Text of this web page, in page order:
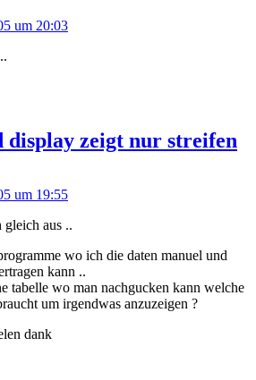
um 20:03
display zeigt nur streifen
um 19:55
aus ..
wo ich die daten manuel und
kann ..
tabelle wo man nachgucken kann welche
um irgendwas anzuzeigen ?
dank